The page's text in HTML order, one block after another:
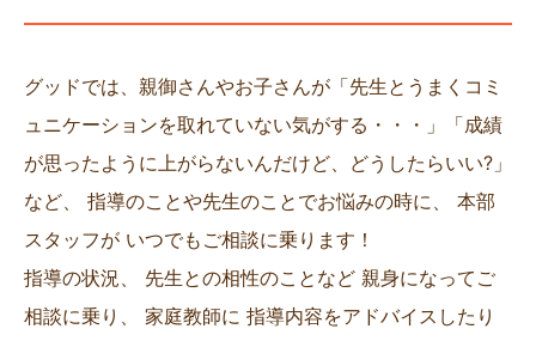
グッドでは、親御さんやお子さんが「先生とうまくコミ
ュニケーションを取れていない気がする・・・」「成績
が思ったように上がらないんだけど、どうしたらいい?」
など、 指導のことや先生のことでお悩みの時に、 本部
スタッフが いつでもご相談に乗ります！
指導の状況、 先生との相性のことなど 親身になってご
相談に乗り、 家庭教師に 指導内容をアドバイスしたり